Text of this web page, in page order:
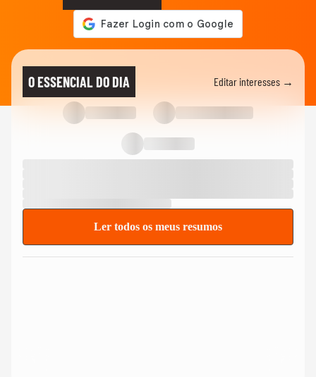
O ESSENCIAL DO DIA Editar interesses →
Ler todos os meus resumos